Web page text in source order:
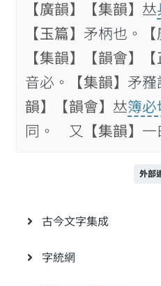
【廣韻】 【集韻】 𠀤
【玉篇】 矛柄也。
【集韻】
【韻會】
音必。
【集韻】 矛
韻】
【韻會】 𠀤簿必
同。 又
【集韻】 一
外部
古今文字集成
字統網